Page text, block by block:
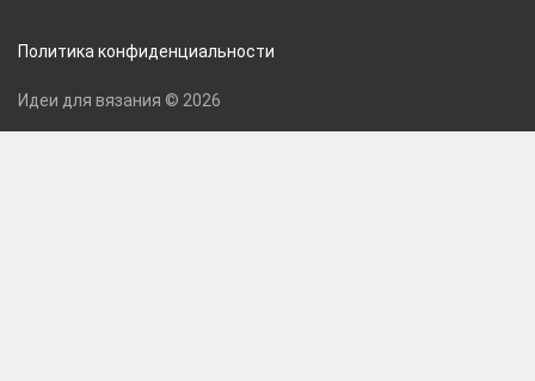
Политика конфиденциальности
Идеи для вязания © 2026